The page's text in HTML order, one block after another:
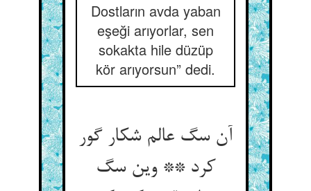
Dostların avda yaban
eşeği arıyorlar, sen
sokakta hile düzüp
kör arıyorsun” dedi.
آن سگ عالم شکار گور
کرد ** وین سگ